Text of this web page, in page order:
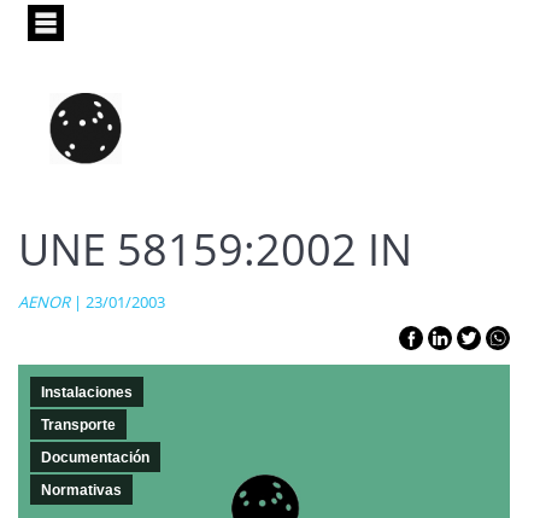
Pasar
principal
UNE 58159:2002 IN
AENOR| 23/01/2003
Instalaciones
Transporte
Documentación
Normativas